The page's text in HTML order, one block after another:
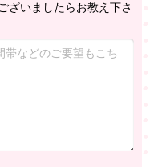
ざいましたらお教え下さ